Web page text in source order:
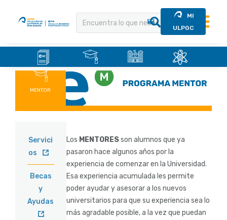
MI
ULPGC
MENTOR
Servici
os
Becas
y
Ayudas
Los MENTORESson alumnos que ya
pasaron hace algunos años por la
experiencia de comenzar en la Universidad.
Esa experiencia acumulada les permite
poder ayudar y asesorar a los nuevos
universitarios para que su experiencia sea lo
más agradable posible, a la vez que puedan